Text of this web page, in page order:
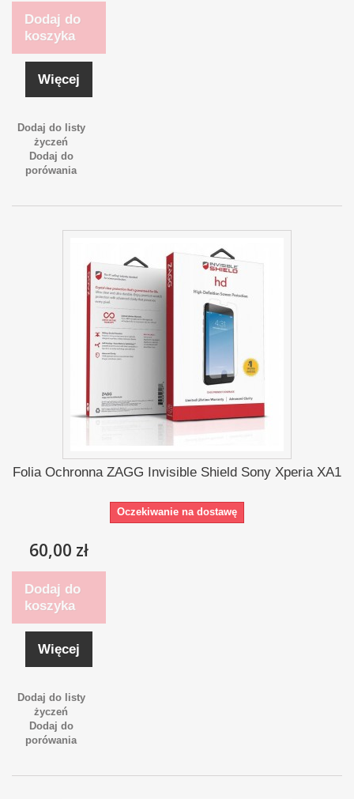
Dodaj do
koszyka
Więcej
Dodaj do listy
życzeń
Dodaj do
porówania
Folia Ochronna ZAGG Invisible Shield Sony Xperia XA1
Oczekiwanie na dostawę
60,00 zł
Dodaj do
koszyka
Więcej
Dodaj do listy
życzeń
Dodaj do
porówania